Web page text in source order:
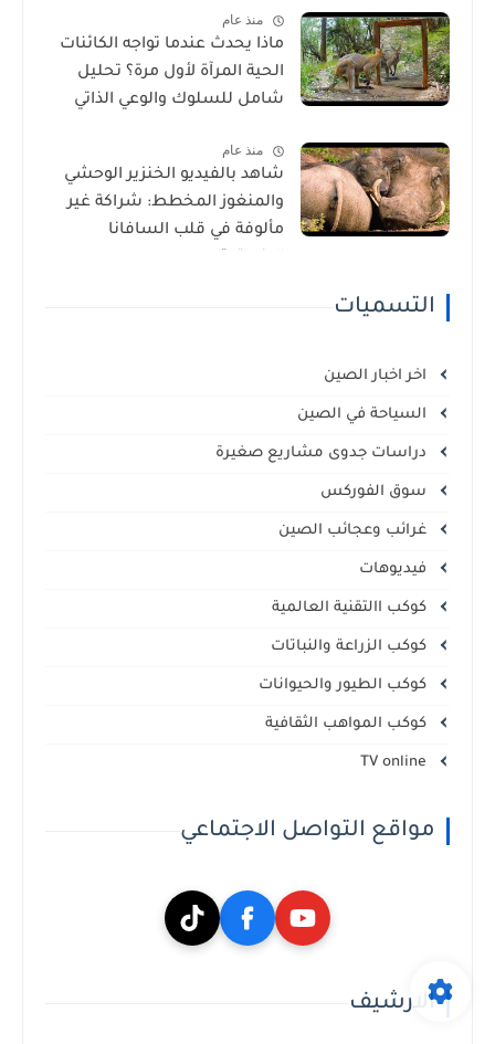
منذ عام
ماذا يحدث عندما تواجه الكائنات
الحية المرآة لأول مرة؟ تحليل
شامل للسلوك والوعي الذاتي
منذ عام
شاهد بالفيديو الخنزير الوحشي
والمنغوز المخطط: شراكة غير
مألوفة في قلب السافانا
التسميات
اخر اخبار الصين
السياحة في الصين
دراسات جدوى مشاريع صغيرة
سوق الفوركس
غرائب وعجائب الصين
فيديوهات
كوكب االتقنية العالمية
كوكب الزراعة والنباتات
كوكب الطيور والحيوانات
كوكب المواهب الثقافية
مواقع التواصل الاجتماعي
الارشيف